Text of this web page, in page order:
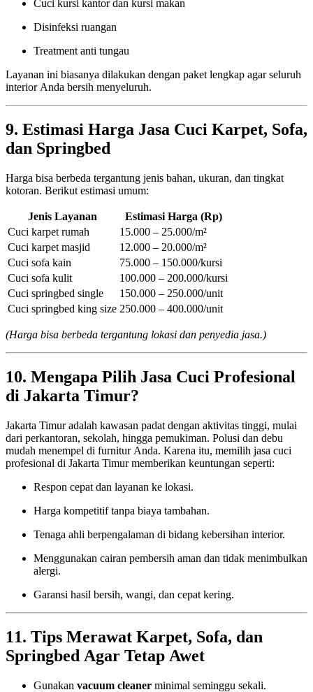
Cuci kursi kantor dan kursi makan
Disinfeksi ruangan
Treatment anti tungau
Layanan ini biasanya dilakukan dengan paket lengkap agar seluruh
interior Anda bersih menyeluruh.
9. Estimasi Harga Jasa Cuci Karpet, Sofa,
dan Springbed
Harga bisa berbeda tergantung jenis bahan, ukuran, dan tingkat
kotoran. Berikut estimasi umum:
Jenis Layanan
Estimasi Harga (Rp)
Cuci karpet rumah
15.000 – 25.000/m²
Cuci karpet masjid
12.000 – 20.000/m²
Cuci sofa kain
75.000 – 150.000/kursi
Cuci sofa kulit
100.000 – 200.000/kursi
Cuci springbed single
150.000 – 250.000/unit
Cuci springbed king size 250.000 – 400.000/unit
(Harga bisa berbeda tergantung lokasi dan penyedia jasa.)
10. Mengapa Pilih Jasa Cuci Profesional
di Jakarta Timur?
Jakarta Timur adalah kawasan padat dengan aktivitas tinggi, mulai
dari perkantoran, sekolah, hingga pemukiman. Polusi dan debu
mudah menempel di furnitur Anda. Karena itu, memilih jasa cuci
profesional di Jakarta Timur memberikan keuntungan seperti:
Respon cepat dan layanan ke lokasi.
Harga kompetitif tanpa biaya tambahan.
Tenaga ahli berpengalaman di bidang kebersihan interior.
Menggunakan cairan pembersih aman dan tidak menimbulkan
alergi.
Garansi hasil bersih, wangi, dan cepat kering.
11. Tips Merawat Karpet, Sofa, dan
Springbed Agar Tetap Awet
Gunakan vacuum cleaner minimal seminggu sekali.